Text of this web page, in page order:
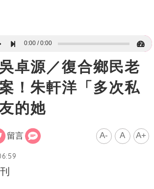
0:00 0:00
卓源／復合鄉民老
！朱軒洋「多次私
的她
留言 A- A A+